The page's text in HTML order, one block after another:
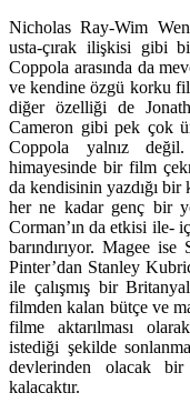
Nicholas Ray-Wim
usta-çırak ilişkisi gibi
Coppola arasında da
ve kendine özgü korku
diğer özelliği de
Cameron gibi pek çok
Coppola yalnız
himayesinde bir film
da kendisinin yazdığı
her ne kadar genç bir
Corman’ın da etkisi ile-
barındırıyor. Magee
Pinter’dan Stanley
ile çalışmış bir
filmden kalan bütçe ve
filme aktarılması
istediği şekilde
devlerinden olacak bir
kalacaktır.